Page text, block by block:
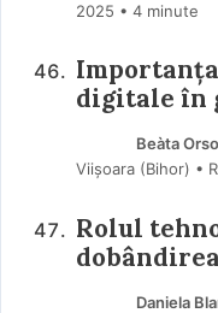
2025 • 4 minute
digitale în
Beàta
Viișoara (Bihor) •
Rolul
Daniela